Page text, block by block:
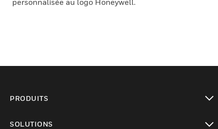
personnalisée au logo Honeywell.
PRODUITS
SOLUTIONS